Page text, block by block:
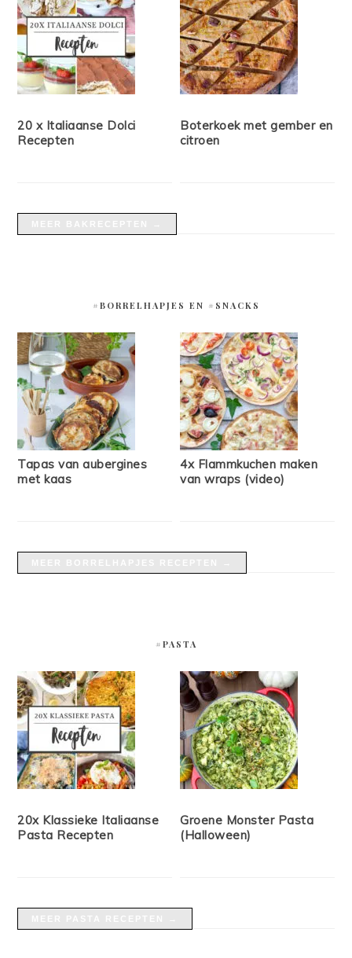
20 x Italiaanse Dolci
Recepten
Boterkoek met gember en
citroen
#BORRELHAPJES EN #SNACKS
Tapas van aubergines
met kaas
4x Flammkuchen maken
van wraps (video)
#PASTA
20x Klassieke Italiaanse
Pasta Recepten
Groene Monster Pasta
(Halloween)